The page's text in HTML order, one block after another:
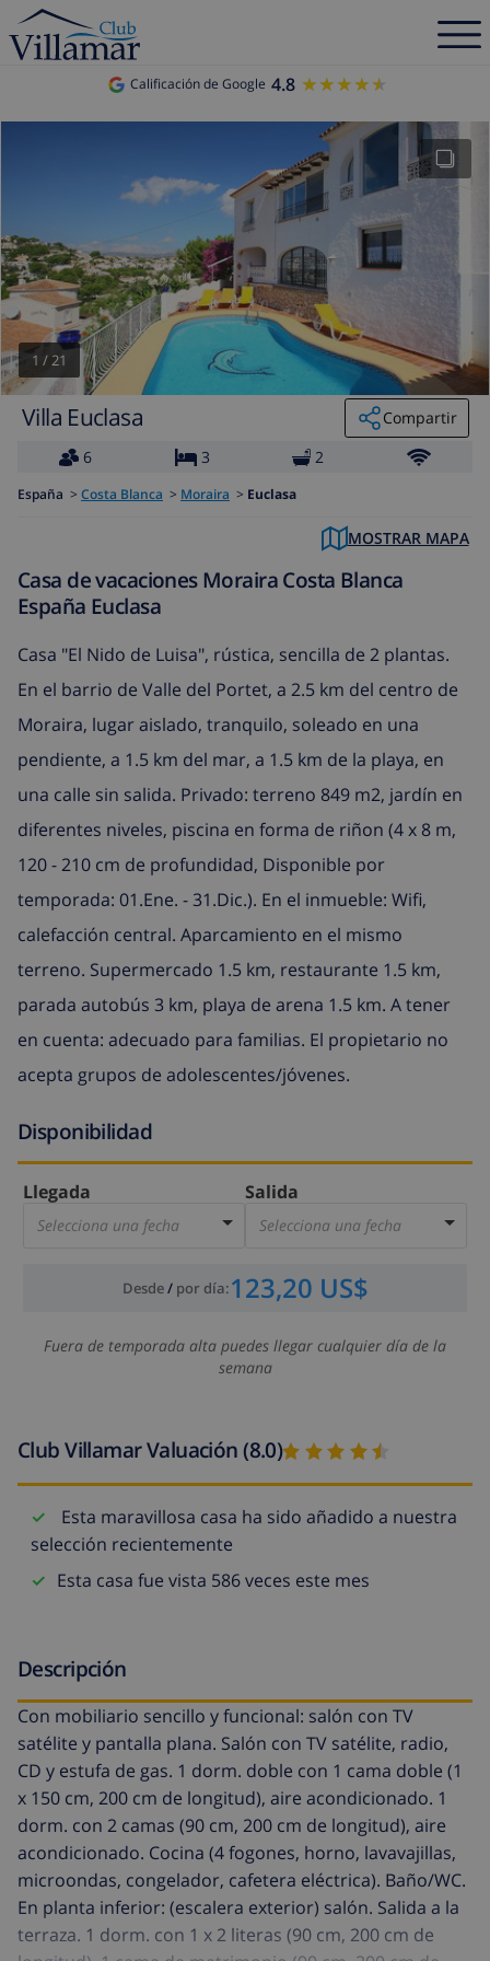
Calificación de Google 4.8 ★★★★★
★★★★★
1 /21
Villa Euclasa
Compartir
6
3 2
España > Costa Blanca > Moraira > Euclasa
MOSTRAR MAPA
Casa de vacaciones Moraira Costa Blanca
España Euclasa
Casa "El Nido de Luisa", rústica, sencilla de 2 plantas.
En el barrio de Valle del Portet, a 2.5 km del centro de
Moraira, lugar aislado, tranquilo, soleado en una
pendiente, a 1.5 km del mar, a 1.5 km de la playa, en
una calle sin salida. Privado: terreno 849 m2, jardín en
diferentes niveles, piscina en forma de riñon (4 x 8 m,
120 - 210 cm de profundidad, Disponible por
temporada: 01.Ene. - 31.Dic.). En el inmueble: Wifi,
calefacción central. Aparcamiento en el mismo
terreno. Supermercado 1.5 km, restaurante 1.5 km,
parada autobús 3 km, playa de arena 1.5 km. A tener
en cuenta: adecuado para familias. El propietario no
acepta grupos de adolescentes/jóvenes.
Disponibilidad
Llegada
Selecciona una fecha
Salida
Selecciona una fecha
Desde/ por día:123,20 US$
Fuera de temporada alta puedes llegar cualquier día de la
semana
Club Villamar Valuación (8.0)
Esta maravillosa casa ha sido añadido a nuestra
selección recientemente
Esta casa fue vista 586 veces este mes
Descripción
Con mobiliario sencillo y funcional: salón con TV
satélite y pantalla plana. Salón con TV satélite, radio,
CD y estufa de gas. 1 dorm. doble con 1 cama doble (1
x 150 cm, 200 cm de longitud), aire acondicionado. 1
dorm. con 2 camas (90 cm, 200 cm de longitud), aire
acondicionado. Cocina (4 fogones, horno, lavavajillas,
microondas, congelador, cafetera eléctrica). Baño/WC.
En planta inferior: (escalera exterior) salón. Salida a la
terraza. 1 dorm. con 1 x 2 literas (90 cm, 200 cm de